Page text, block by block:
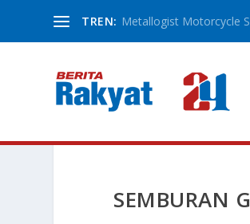
TREN: Metallogist Motorcycle
SEMBURAN